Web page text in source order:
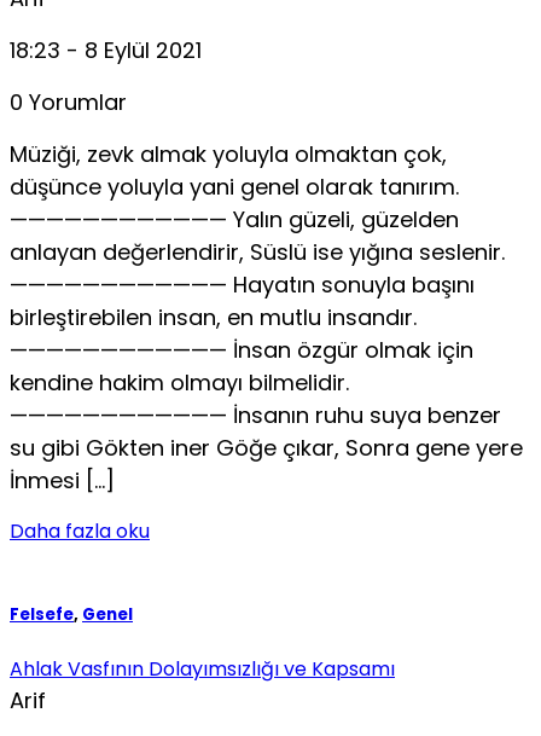
18:23 - 8 Eylül 2021
0 Yorumlar
Müziği, zevk almak yoluyla olmaktan çok,
düşünce yoluyla yani genel olarak tanırım.
———————————— Yalın güzeli, güzelden
anlayan değerlendirir, Süslü ise yığına seslenir.
———————————— Hayatın sonuyla başını
birleştirebilen insan, en mutlu insandır.
———————————— İnsan özgür olmak için
kendine hakim olmayı bilmelidir.
———————————— İnsanın ruhu suya benzer
su gibi Gökten iner Göğe çıkar, Sonra gene yere
İnmesi […]
Daha fazla oku
Felsefe, Genel
Ahlak Vasfının Dolayımsızlığı ve Kapsamı
Arif